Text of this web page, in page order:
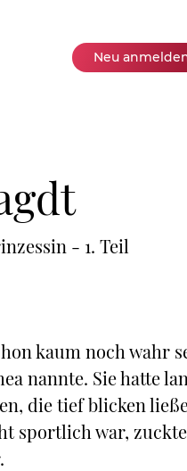
Neu
- 1. Teil
kaum noch wahr
nannte. Sie hatte
die tief blicken
sportlich war,